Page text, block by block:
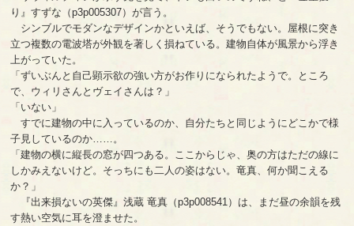
り』すずな（p3p005307）が言う。
シンブルでモダンなデザインかといえば、そうでもない。屋根に突き
立つ複数の電波塔が外観を著しく損ねている。建物自体が風景から浮き
上がっていた。
「ずいぶんと自己顕示欲の強い方がお作りになられたようで。ところ
で、ウィリさんとヴェイさんは？」
「いない」
すでに建物の中に入っているのか、自分たちと同じようにどこかで様
子見しているのか……。
「建物の横に縦長の窓が四つある。ここからじゃ、奥の方はただの線に
しかみえないけど。そっちにも二人の姿はない。竜真、何か聞こえる
か？」
『出来損ないの英傑』浅蔵 竜真（p3p008541）は、まだ昼の余韻を残
す熱い空気に耳を澄ませた。